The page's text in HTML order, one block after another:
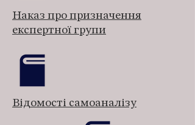
Наказ про призначення
експертної групи
Відомості самоаналізу